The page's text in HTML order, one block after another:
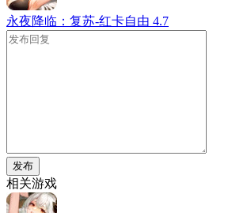
永夜降临：复苏-红卡自由 4.7
发布
相关游戏